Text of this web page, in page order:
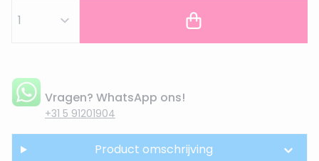
Vragen? WhatsApp ons!
+31 5 91201904
Product omschrijving